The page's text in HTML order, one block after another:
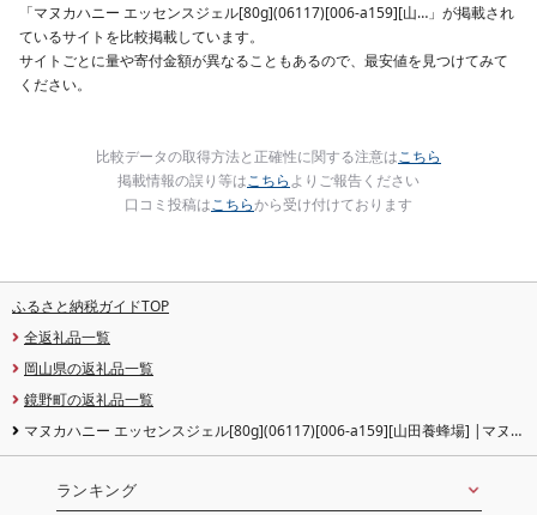
「マヌカハニー エッセンスジェル[80g](06117)[006-a159][山…」が掲載され
ているサイトを比較掲載しています。
サイトごとに量や寄付金額が異なることもあるので、最安値を見つけてみて
ください。
比較データの取得方法と正確性に関する注意はこちら
掲載情報の誤り等はこちらよりご報告ください
口コミ投稿はこちらから受け付けております
ふるさと納税ガイドTOP
全返礼品一覧
岡山県の返礼品一覧
鏡野町の返礼品一覧
マヌカハニー エッセンスジェル[80g](06117)[006-a159][山田養蜂場] |マヌカ
ランキング